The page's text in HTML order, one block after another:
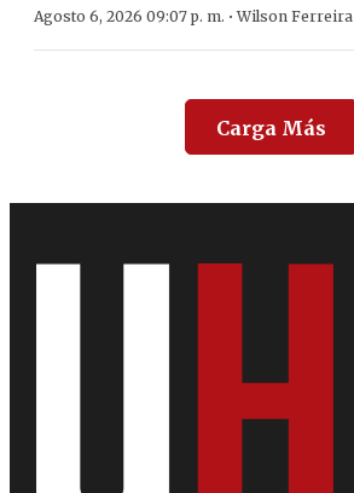
Agosto 6, 2026 09:07 p. m. ·Wilson Ferreira
Carga Más